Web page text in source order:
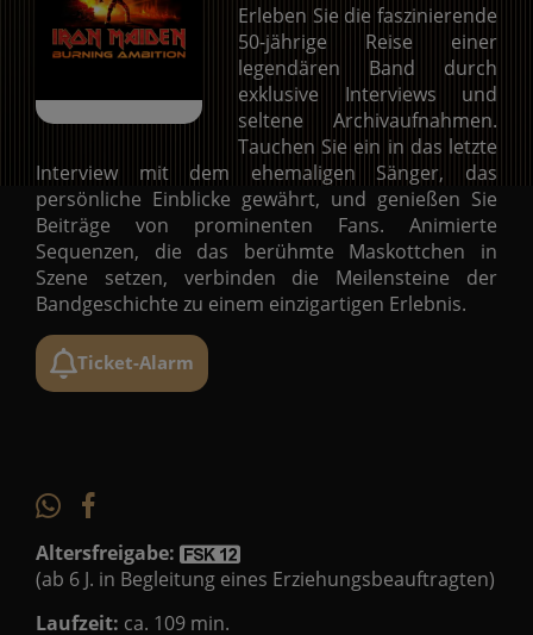
Erleben Sie die faszinierende
50-jährige Reise einer
legendären Band durch
exklusive Interviews und
seltene Archivaufnahmen.
Tauchen Sie ein in das letzte
Interview mit dem ehemaligen Sänger, das
persönliche Einblicke gewährt, und genießen Sie
Beiträge von prominenten Fans. Animierte
Sequenzen, die das berühmte Maskottchen in
Szene setzen, verbinden die Meilensteine der
Bandgeschichte zu einem einzigartigen Erlebnis.
Ticket-Alarm
Altersfreigabe:
(ab 6 J. in Begleitung eines Erziehungsbeauftragten)
Laufzeit: ca. 109 min.